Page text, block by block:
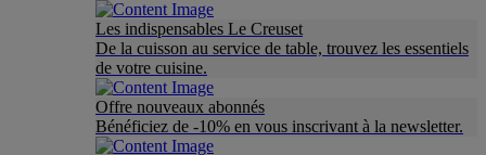
Les indispensables Le Creuset
De la cuisson au service de table, trouvez les essentiels
de votre cuisine.
Offre nouveaux abonnés
Bénéficiez de -10% en vous inscrivant à la newsletter.